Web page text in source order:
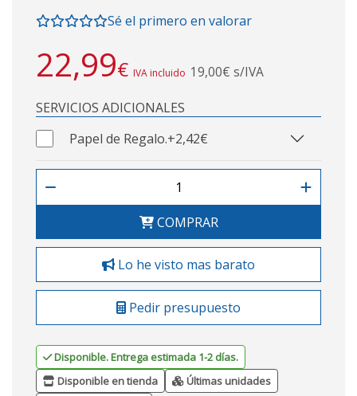
Sé el primero en valorar
22,99€ IVA incluido 19,00€ s/IVA
SERVICIOS ADICIONALES
Papel de Regalo.+2,42€
COMPRAR
Lo he visto mas barato
Pedir presupuesto
Disponible. Entrega estimada 1-2 días.
Disponible en tienda
Últimas unidades